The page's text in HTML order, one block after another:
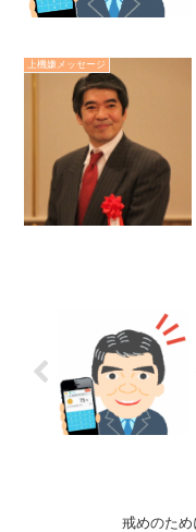
上機嫌メッセージ
戒めのた